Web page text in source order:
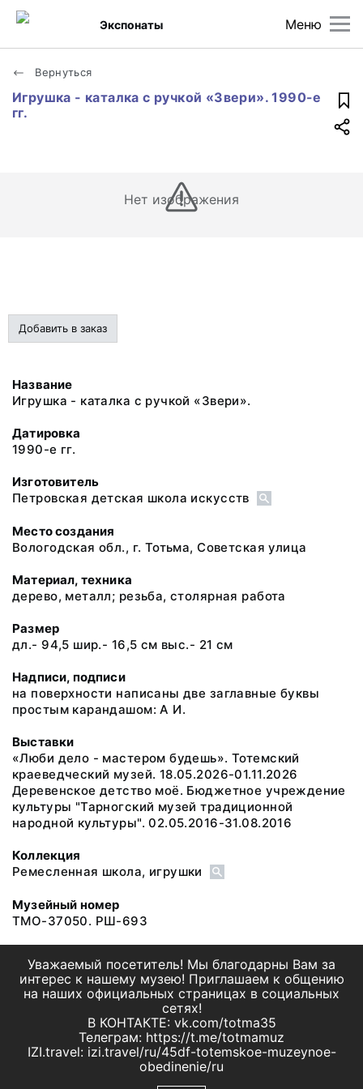
Меню
Экспонаты
Вернуться
Игрушка - каталка с ручкой «Звери». 1990-е
гг.
Нет изображения
Добавить в заказ
Название
Игрушка - каталка с ручкой «Звери».
Датировка
1990-е гг.
Изготовитель
Петровская детская школа искусств
Место создания
Вологодская обл., г. Тотьма, Советская улица
Материал, техника
дерево, металл; резьба, столярная работа
Размер
дл.- 94,5 шир.- 16,5 см выс.- 21 см
Надписи, подписи
на поверхности написаны две заглавные буквы
простым карандашом: А И.
Выставки
«Люби дело - мастером будешь». Тотемский
краеведческий музей. 18.05.2026-01.11.2026
Деревенское детство моё. Бюджетное учреждение
культуры "Тарногский музей традиционной
народной культуры". 02.05.2016-31.08.2016
Коллекция
Ремесленная школа, игрушки
Музейный номер
ТМО-37050. РШ-693
Уважаемый посетитель! Мы благодарны Вам за
интерес к нашему музею! Приглашаем к общению
на наших официальных страницах в социальных
сетях!
В КОНТАКТЕ: vk.com/totma35
Телеграм: https://t.me/totmamuz
IZI.travel: izi.travel/ru/45df-totemskoe-muzeynoe-
obedinenie/ru